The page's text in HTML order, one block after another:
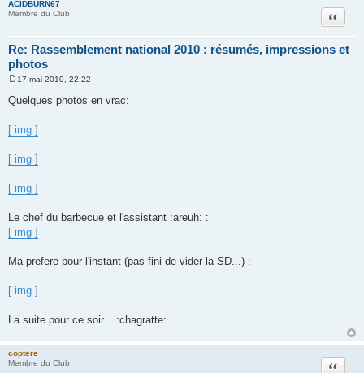
ACIDBURN67
Membre du Club
Re: Rassemblement national 2010 : résumés, impressions et
photos
Citation
s
g
17 mai 2010, 22:22
Quelques photos en vrac:
[ img ]
[ img ]
[ img ]
Le chef du barbecue et l'assistant :areuh: :
[ img ]
Ma prefere pour l'instant (pas fini de vider la SD...) :
[ img ]
La suite pour ce soir... :chagratte:
coptere
Membre du Club
Citation